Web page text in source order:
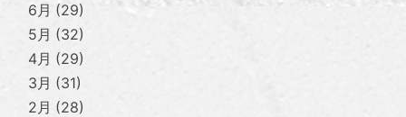
6月
29
5月
32
4月
29
3月
31
2月
28